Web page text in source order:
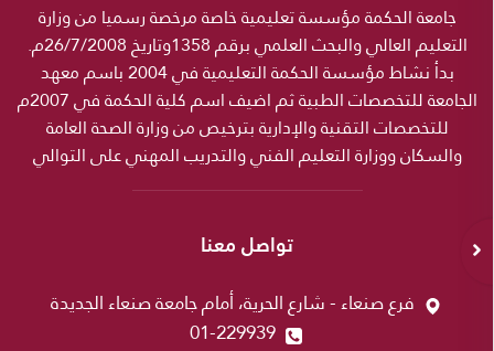
جامعة الحكمة مؤسسة تعليمية خاصة مرخصة رسميا من وزارة
التعليم العالي والبحث العلمي برقم 1358وتاريخ 26/7/2008م.
بدأ نشاط مؤسسة الحكمة التعليمية في 2004 باسم معهد
الجامعة للتخصصات الطبية ثم اضيف اسم كلية الحكمة في 2007م
للتخصصات التقنية والإدارية بترخيص من وزارة الصحة العامة
والسكان ووزارة التعليم الفني والتدريب المهني على التوالي
تواصل معنا
فرع صنعاء - شارع الحرية، أمام جامعة صنعاء الجديدة
01-229939